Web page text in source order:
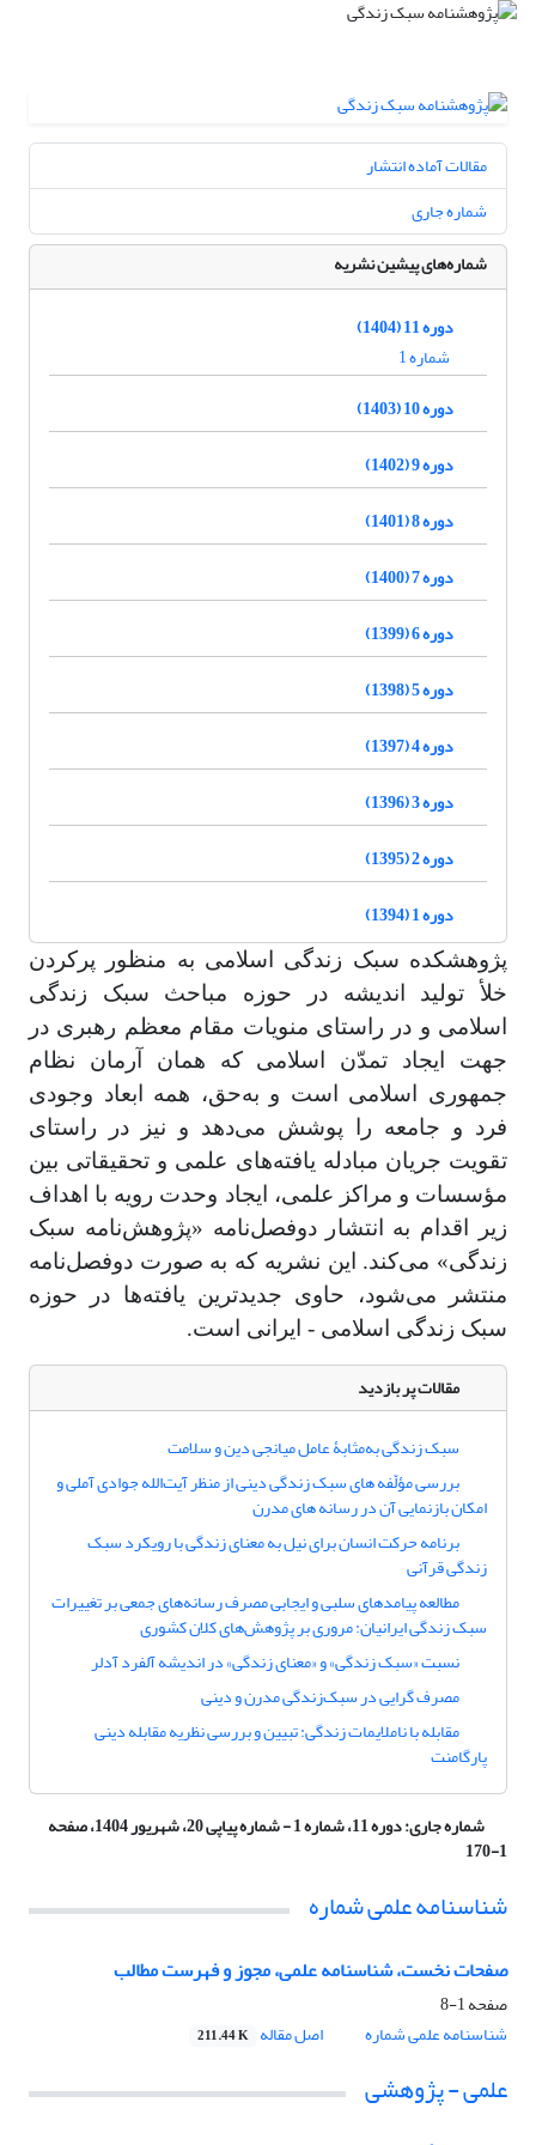
مقالات آماده انتشار
شماره جاری
شماره‌های پیشین نشریه
دوره 11 (1404)
شماره 1
دوره 10 (1403)
دوره 9 (1402)
دوره 8 (1401)
دوره 7 (1400)
دوره 6 (1399)
دوره 5 (1398)
دوره 4 (1397)
دوره 3 (1396)
دوره 2 (1395)
دوره 1 (1394)
پژوهشکده سبک زندگی اسلامی به منظور پرکردن
خلأ تولید اندیشه در حوزه مباحث سبک زندگی
اسلامی و در راستای منویات مقام معظم رهبری در
جهت ایجاد تمدّن اسلامی که همان آرمان نظام
جمهوری اسلامی است و به‌حق، همه ابعاد وجودی
فرد و جامعه را پوشش می‌دهد و نیز در راستای
تقویت‌ جریان مبادله‌ یافته‌های‌ علمی‌ و تحقیقاتی‌ بین‌
مؤسسات و مراکز علمی‌، ایجاد وحدت‌ رویه‌ با اهداف
زیر اقدام به انتشار دوفصل‌نامه «پژوهش‌نامه سبک
زندگی» می‌کند. این نشریه که به صورت دوفصل‌نامه
منتشر می‌شود، حاوی جدیدترین یافته‌ها در حوزه
سبک زندگی اسلامی - ایرانی است.
مقالات پر بازدید
سبک زندگی به‌مثابۀ عامل میانجی دین و سلامت
بررسی مؤلّفه‏ های سبک زندگی دینی از منظر آیت‌الله جوادی آملی و
امکان بازنمایی آن در رسانه های مدرن
برنامه حرکت انسان برای نیل به معنای زندگی با رویکرد سبک
زندگی قرآنی
مطالعه پیامدهای سلبی و ایجابی مصرف رسانه‌های جمعی بر تغییرات
سبک زندگی ایرانیان: مروری بر پژوهش‌های کلان کشوری
نسبت «سبک زندگی» و «معنای زندگی» در اندیشه آلفرد آدلر
مصرف‏ گرایی در سبک‌زندگی مدرن و دینی
مقابله با ناملایمات زندگی: تبیین و بررسی نظریه مقابله دینی
پارگامنت
شماره جاری: دوره 11، شماره 1 - شماره پیاپی 20، شهریور 1404، صفحه
1-170
شناسنامه علمی شماره
صفحات نخست، شناسنامه علمی، مجوز و فهرست مطالب
صفحه1-8
شناسنامه علمی شماره
اصل مقاله 211.44 K
علمی - پژوهشی